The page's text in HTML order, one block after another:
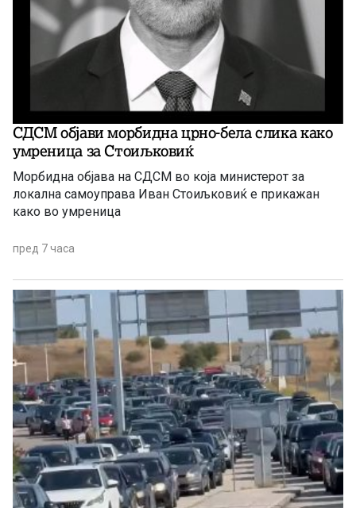
СДСМ објави морбидна црно-бела слика како
умреница за Стоиљковиќ
Морбидна објава на СДСМ во која министерот за
локална самоуправа Иван Стоиљковиќ е прикажан
како во умреница
пред 7 часа